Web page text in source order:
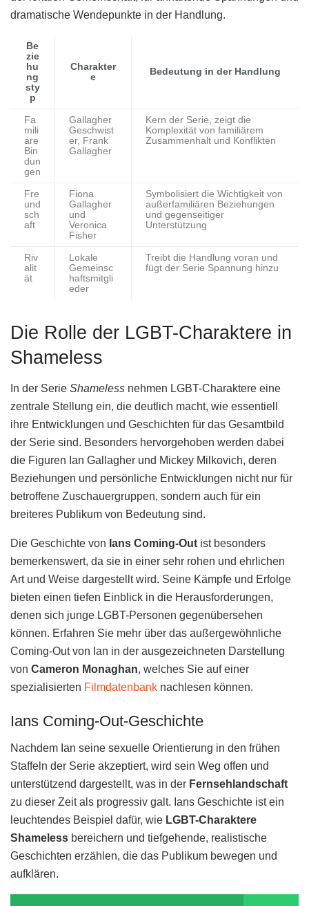
dramatische Wendepunkte in der Handlung.
Be
zie
hu
ng
sty
p
Charakter
e
Bedeutung in der Handlung
Fa
mili
äre
Bin
dun
gen
Gallagher
Geschwist
er, Frank
Gallagher
Kern der Serie, zeigt die
Komplexität von familiärem
Zusammenhalt und Konflikten
Fre
und
sch
aft
Fiona
Gallagher
und
Veronica
Fisher
Symbolisiert die Wichtigkeit von
außerfamiliären Beziehungen
und gegenseitiger
Unterstützung
Riv
alit
ät
Lokale
Gemeinsc
haftsmitgli
eder
Treibt die Handlung voran und
fügt der Serie Spannung hinzu
Die Rolle der LGBT-Charaktere in
Shameless
In der Serie Shameless nehmen LGBT-Charaktere eine
zentrale Stellung ein, die deutlich macht, wie essentiell
ihre Entwicklungen und Geschichten für das Gesamtbild
der Serie sind. Besonders hervorgehoben werden dabei
die Figuren Ian Gallagher und Mickey Milkovich, deren
Beziehungen und persönliche Entwicklungen nicht nur für
betroffene Zuschauergruppen, sondern auch für ein
breiteres Publikum von Bedeutung sind.
Die Geschichte von Ians Coming-Out ist besonders
bemerkenswert, da sie in einer sehr rohen und ehrlichen
Art und Weise dargestellt wird. Seine Kämpfe und Erfolge
bieten einen tiefen Einblick in die Herausforderungen,
denen sich junge LGBT-Personen gegenübersehen
können. Erfahren Sie mehr über das außergewöhnliche
Coming-Out von Ian in der ausgezeichneten Darstellung
von Cameron Monaghan, welches Sie auf einer
spezialisierten Filmdatenbank nachlesen können.
Ians Coming-Out-Geschichte
Nachdem Ian seine sexuelle Orientierung in den frühen
Staffeln der Serie akzeptiert, wird sein Weg offen und
unterstützend dargestellt, was in der Fernsehlandschaft
zu dieser Zeit als progressiv galt. Ians Geschichte ist ein
leuchtendes Beispiel dafür, wie LGBT-Charaktere
Shameless bereichern und tiefgehende, realistische
Geschichten erzählen, die das Publikum bewegen und
aufklären.